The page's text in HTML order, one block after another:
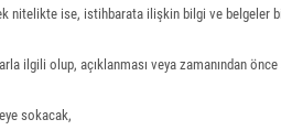
nitelikte ise, istihbarata ilişkin bilgi ve belgeler
olup, açıklanması veya zamanından önce
sokacak,